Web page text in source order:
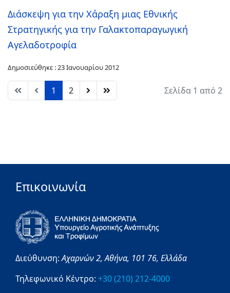
Διάσκεψη για την Χάραξη μιας Εθνικής
Στρατηγικής για την Γαλακτοπαραγωγική
Αγελαδοτροφία
Δημοσιεύθηκε : 23 Ιανουαρίου 2012
1 2 Σελίδα 1 από 2
Επικοινωνία
Διεύθυνση:Αχαρνών 2,Αθήνα, 101 76, Ελλάδα
Τηλεφωνικό Κέντρο: +30 (210) 212-4000